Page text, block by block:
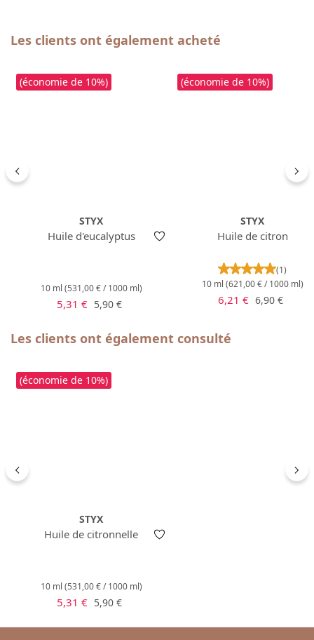
Ignorer la galerie de produits
Les clients ont également acheté
(économie de 10%)
STYX
Huile d'eucalyptus
10 ml (531,00 € / 1000 ml)
Prix de vente :
5,31 € Prix régulier :
5,90 €
(économie de 10%)
STYX
Huile de citron
Note (1)
10 ml (621,00 € / 1000 ml)
Prix de vente :
6,21 € Prix
6,90 €
Ignorer la galerie de produits
Les clients ont également consulté
(économie de 10%)
STYX
Huile de citronnelle
10 ml (531,00 € / 1000 ml)
Prix de vente :
5,31 € Prix régulier :
5,90 €